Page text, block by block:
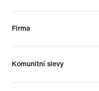
Firma
Komunitní slevy